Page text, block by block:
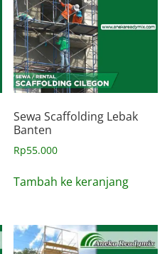
Sewa Scaffolding Lebak
Banten
Rp55.000
Tambah ke keranjang